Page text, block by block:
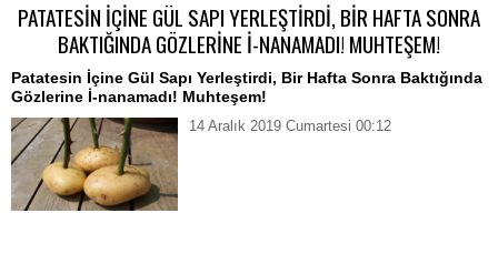
PATATESİN İÇİNE GÜL SAPI YERLEŞTİRDİ, BİR HAFTA SONRA
BAKTIĞINDA GÖZLERİNE İ-NANAMADI! MUHTEŞEM!
Patatesin İçine Gül Sapı Yerleştirdi, Bir Hafta Sonra Baktığında
Gözlerine İ-nanamadı! Muhteşem!
14 Aralık 2019 Cumartesi 00:12